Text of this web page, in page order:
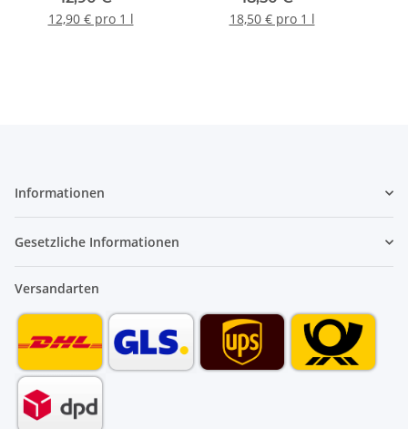
Luftbefeuchter 1000ml
12,90 € pro 1 l
18,50 € pro 1 l
Informationen
Gesetzliche Informationen
Versandarten